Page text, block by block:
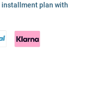
installment plan with